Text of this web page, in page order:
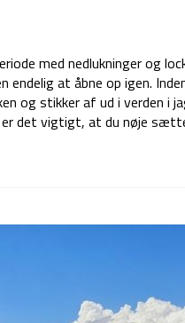
med nedlukninger og
endelig at åbne op igen.
og stikker af ud i verden i
er det vigtigt, at du nøje